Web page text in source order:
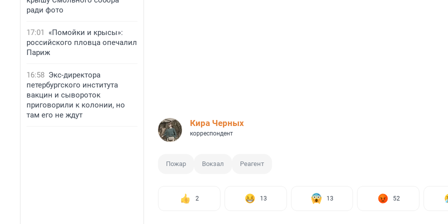
ради фото
17:01
«Помойки и крысы»:
российского пловца опечалил
Париж
16:58 Экс-директора
петербургского института
вакцин и сывороток
приговорили к колонии, но
там его не ждут
Кира Черных
корреспондент
Пожар Вокзал Реагент
2 13 13 52